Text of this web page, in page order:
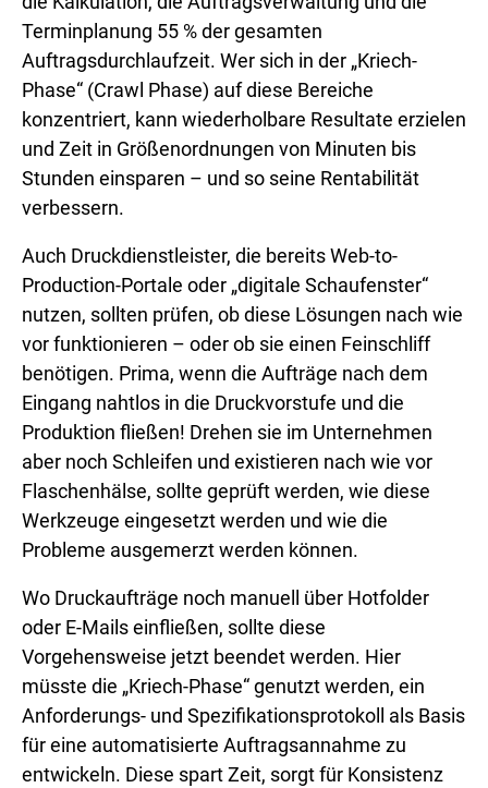
Terminplanung 55 % der gesamten
Auftragsdurchlaufzeit. Wer sich in der „Kriech-
Phase“ (Crawl Phase) auf diese Bereiche
konzentriert, kann wiederholbare Resultate erzielen
und Zeit in Größenordnungen von Minuten bis
Stunden einsparen – und so seine Rentabilität
verbessern.
Auch Druckdienstleister, die bereits Web-to-
Production-Portale oder „digitale Schaufenster“
nutzen, sollten prüfen, ob diese Lösungen nach wie
vor funktionieren – oder ob sie einen Feinschliff
benötigen. Prima, wenn die Aufträge nach dem
Eingang nahtlos in die Druckvorstufe und die
Produktion fließen! Drehen sie im Unternehmen
aber noch Schleifen und existieren nach wie vor
Flaschenhälse, sollte geprüft werden, wie diese
Werkzeuge eingesetzt werden und wie die
Probleme ausgemerzt werden können.
Wo Druckaufträge noch manuell über Hotfolder
oder E-Mails einfließen, sollte diese
Vorgehensweise jetzt beendet werden. Hier
müsste die „Kriech-Phase“ genutzt werden, ein
Anforderungs- und Spezifikationsprotokoll als Basis
für eine automatisierte Auftragsannahme zu
entwickeln. Diese spart Zeit, sorgt für Konsistenz